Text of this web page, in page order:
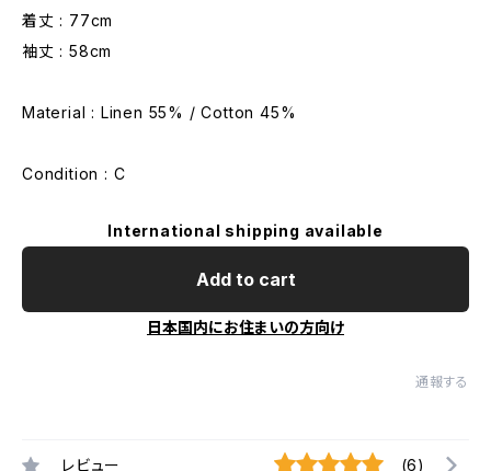
着丈 : 77cm
袖丈 : 58cm
Material : Linen 55% / Cotton 45%
Condition : C
International shipping available
Add to cart
日本国内にお住まいの方向け
通報する
レビュー (6)